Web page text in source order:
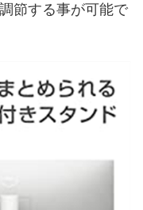
節する事が可能で